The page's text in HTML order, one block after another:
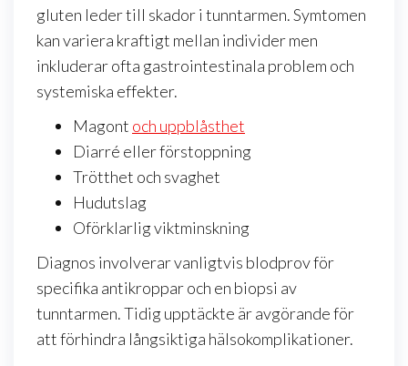
gluten leder till skador i tunntarmen. Symtomen
kan variera kraftigt mellan individer men
inkluderar ofta gastrointestinala problem och
systemiska effekter.
Magont och uppblåsthet
Diarré eller förstoppning
Trötthet och svaghet
Hudutslag
Oförklarlig viktminskning
Diagnos involverar vanligtvis blodprov för
specifika antikroppar och en biopsi av
tunntarmen. Tidig upptäckte är avgörande för
att förhindra långsiktiga hälsokomplikationer.